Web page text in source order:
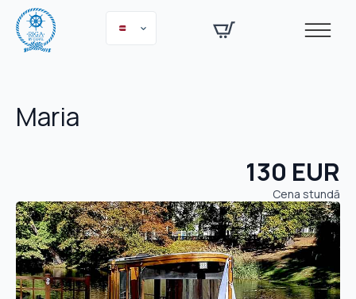
Maria
130 EUR
Cena stundā